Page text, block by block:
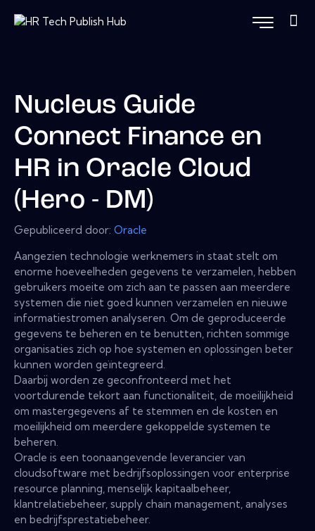
Nucleus Guide
Connect Finance en
HR in Oracle Cloud
(Hero - DM)
Gepubliceerd door: Oracle
Aangezien technologie werknemers in staat stelt om
enorme hoeveelheden gegevens te verzamelen, hebben
gebruikers moeite om zich aan te passen aan meerdere
systemen die niet goed kunnen verzamelen en nieuwe
informatiestromen analyseren. Om de geproduceerde
gegevens te beheren en te benutten, richten sommige
organisaties zich op hoe systemen en oplossingen beter
kunnen worden geïntegreerd.
Daarbij worden ze geconfronteerd met het
voortdurende tekort aan functionaliteit, de moeilijkheid
om mastergegevens af te stemmen en de kosten en
moeilijkheid om meerdere gekoppelde systemen te
beheren.
Oracle is een toonaangevende leverancier van
cloudsoftware met bedrijfsoplossingen voor enterprise
resource planning, menselijk kapitaalbeheer,
klantrelatiebeheer, supply chain management, analyses
en bedrijfsprestatiebeheer.